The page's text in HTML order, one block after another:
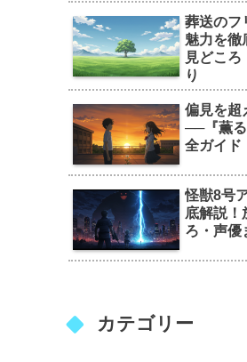
葬送のフ
魅力を徹
見どころ
り
偏見を超
──『薫
全ガイド
怪獣8号
底解説！
ろ・声優
カテゴリー